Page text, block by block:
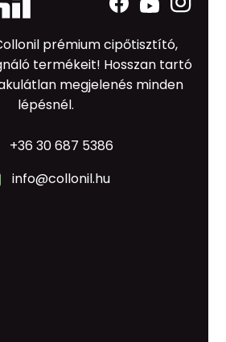
prémium cipőtisztító,
termékeit! Hosszan tartó
megjelenés minden
lépésnél.
+36 30 687 5386
info@collonil.hu